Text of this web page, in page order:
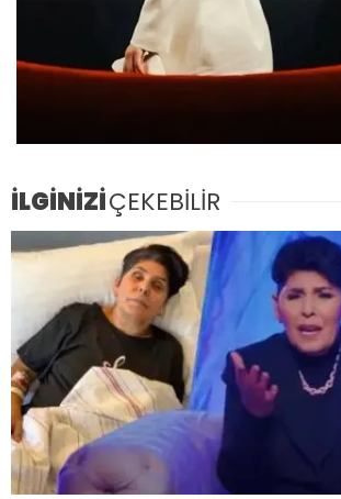
İLGİNİZİÇEKEBİLİR